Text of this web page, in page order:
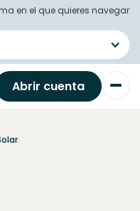
en el que quieres navegar
Abrir cuenta